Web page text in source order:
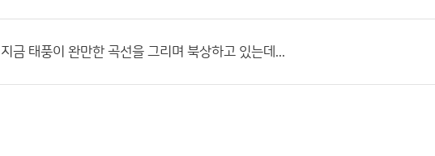
지금 태풍이 완만한 곡선을 그리며 북상하고 있는데...